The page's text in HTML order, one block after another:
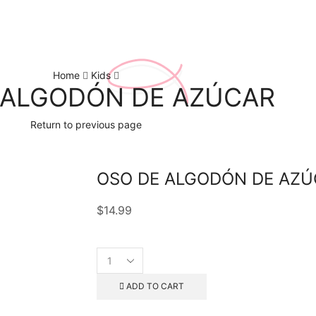
Home Kids
DE AZÚCAR
Return to previous page
OSO DE ALGODÓN DE
$14.99
ADD TO CART